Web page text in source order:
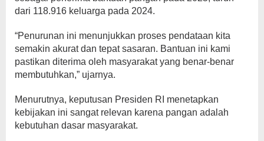
dari 118.916 keluarga pada 2024.
“Penurunan ini menunjukkan proses pendataan kita
semakin akurat dan tepat sasaran. Bantuan ini kami
pastikan diterima oleh masyarakat yang benar-benar
membutuhkan,” ujarnya.
Menurutnya, keputusan Presiden RI menetapkan
kebijakan ini sangat relevan karena pangan adalah
kebutuhan dasar masyarakat.